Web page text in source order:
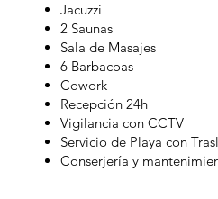
Jacuzzi
2 Saunas
Sala de Masajes
6 Barbacoas
Cowork
Recepción 24h
Vigilancia con CCTV
Servicio de Playa con
Conserjería y